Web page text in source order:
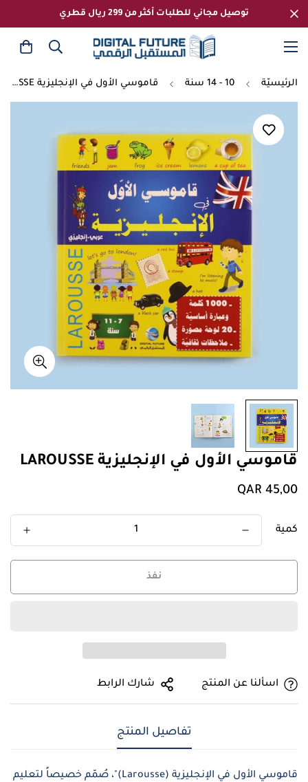
توصيل مجاني للطلبات أكثر من 299 ريال قطري
الرئيسيّة 10 - 14 سنة قاموسي الأول في الإنجليزية LAROUSSE
قاموسي الأول في الإنجليزية LAROUSSE
سعر
QAR 45,00
كمية
نفذ
اسألنا عن المنتج شارك الرابط
تفاصيل المنتج
قاموسي الأول في الإنجليزية (Larousse)"، صُمّم خصيصاً لتعليم